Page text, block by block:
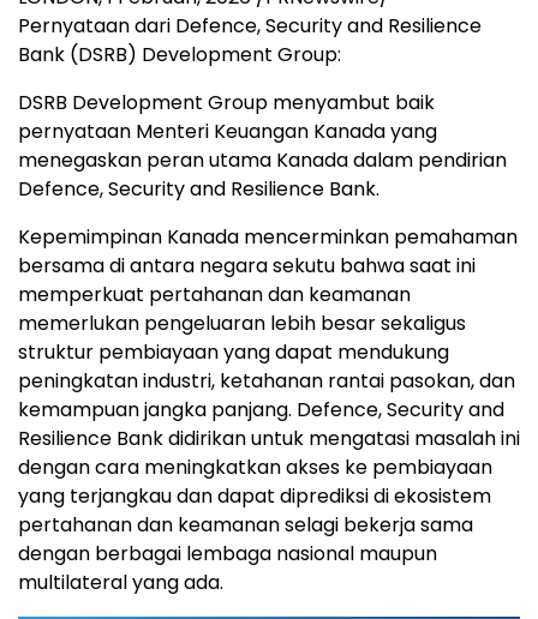
Pernyataan dari Defence, Security and Resilience
Bank (DSRB) Development Group:
DSRB Development Group menyambut baik
pernyataan Menteri Keuangan Kanada yang
menegaskan peran utama Kanada dalam pendirian
Defence, Security and Resilience Bank.
Kepemimpinan Kanada mencerminkan pemahaman
bersama di antara negara sekutu bahwa saat ini
memperkuat pertahanan dan keamanan
memerlukan pengeluaran lebih besar sekaligus
struktur pembiayaan yang dapat mendukung
peningkatan industri, ketahanan rantai pasokan, dan
kemampuan jangka panjang. Defence, Security and
Resilience Bank didirikan untuk mengatasi masalah ini
dengan cara meningkatkan akses ke pembiayaan
yang terjangkau dan dapat diprediksi di ekosistem
pertahanan dan keamanan selagi bekerja sama
dengan berbagai lembaga nasional maupun
multilateral yang ada.